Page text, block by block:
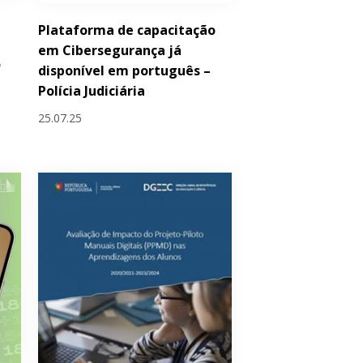
Plataforma de capacitação
em Cibersegurança já
disponível em português –
Polícia Judiciária
25.07.25